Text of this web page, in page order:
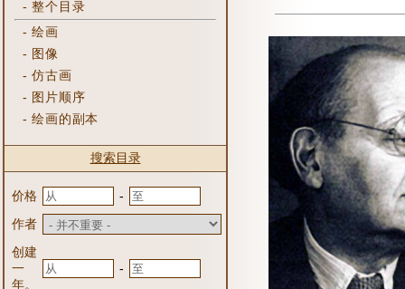
-整个目录
-绘画
- 图像
-仿古画
- 图片顺序
-绘画的副本
搜索目录
价格
-
作者
创建
一
年。
-